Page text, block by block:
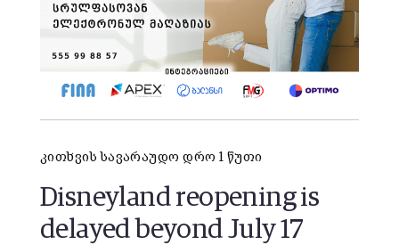
კითხვის სავარაუდო დრო 1 წუთი
Disneyland reopening is
delayed beyond July 17